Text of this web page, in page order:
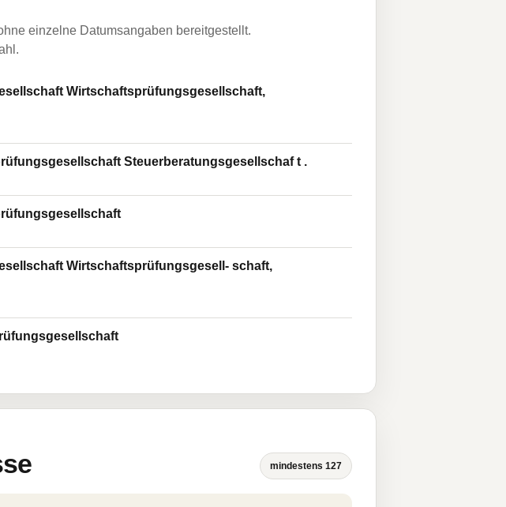
einzelne Datumsangaben bereitgestellt.
Wirtschaftsprüfungsgesellschaft,
Steuerberatungsgesellschaf t .
Wirtschaftsprüfungsgesell- schaft,
mindestens 127